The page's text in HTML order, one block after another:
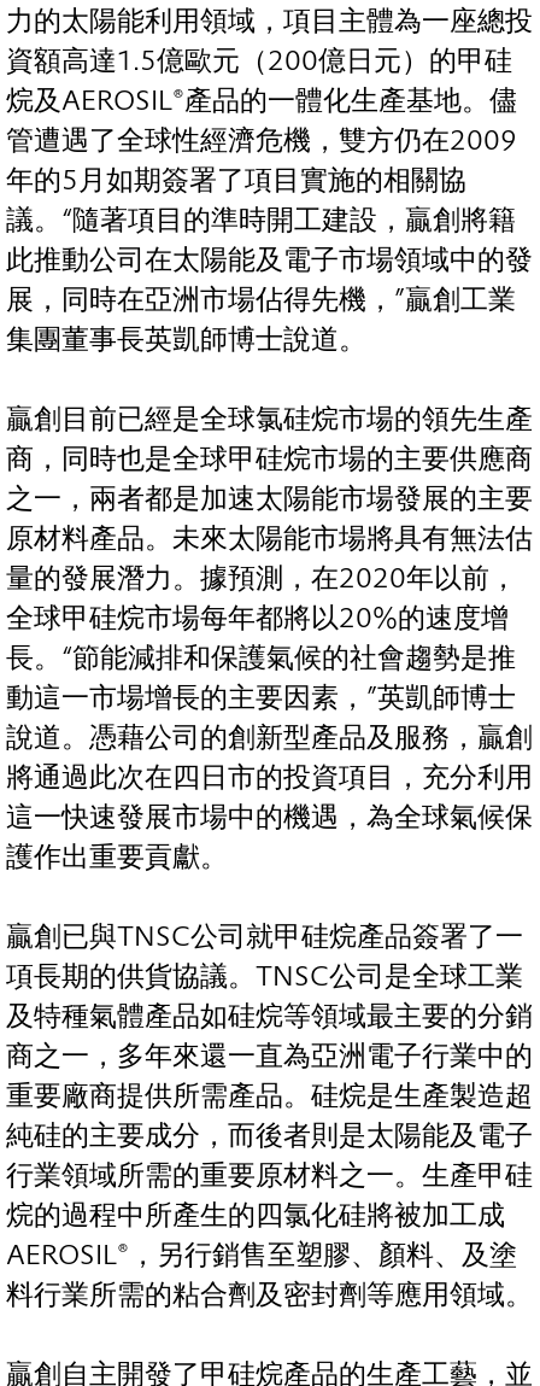
力的太陽能利用領域，項目主體為一座總投
資額高達1.5億歐元（200億日元）的甲硅
烷及AEROSIL®產品的一體化生產基地。儘
管遭遇了全球性經濟危機，雙方仍在2009
年的5月如期簽署了項目實施的相關協
議。“隨著項目的準時開工建設，贏創將籍
此推動公司在太陽能及電子市場領域中的發
展，同時在亞洲市場佔得先機，”贏創工業
集團董事長英凱師博士說道。
贏創目前已經是全球氯硅烷市場的領先生產
商，同時也是全球甲硅烷市場的主要供應商
之一，兩者都是加速太陽能市場發展的主要
原材料產品。未來太陽能市場將具有無法估
量的發展潛力。據預測，在2020年以前，
全球甲硅烷市場每年都將以20%的速度增
長。“節能減排和保護氣候的社會趨勢是推
動這一市場增長的主要因素，”英凱師博士
說道。憑藉公司的創新型產品及服務，贏創
將通過此次在四日市的投資項目，充分利用
這一快速發展市場中的機遇，為全球氣候保
護作出重要貢獻。
贏創已與TNSC公司就甲硅烷產品簽署了一
項長期的供貨協議。TNSC公司是全球工業
及特種氣體產品如硅烷等領域最主要的分銷
商之一，多年來還一直為亞洲電子行業中的
重要廠商提供所需產品。硅烷是生產製造超
純硅的主要成分，而後者則是太陽能及電子
行業領域所需的重要原材料之一。生產甲硅
烷的過程中所產生的四氯化硅將被加工成
AEROSIL®，另行銷售至塑膠、顏料、及塗
料行業所需的粘合劑及密封劑等應用領域。
贏創自主開發了甲硅烷產品的生產工藝，並